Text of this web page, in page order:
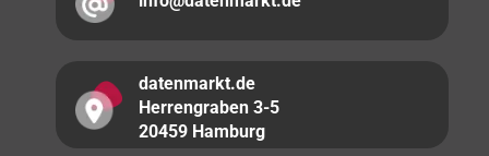
datenmarkt.de
Herrengraben 3-5
20459 Hamburg